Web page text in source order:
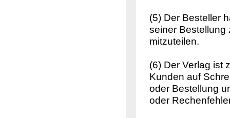
(5) Der Besteller
seiner Bestellung
mitzuteilen.
(6) Der Verlag ist
Kunden auf
oder Bestellung
oder